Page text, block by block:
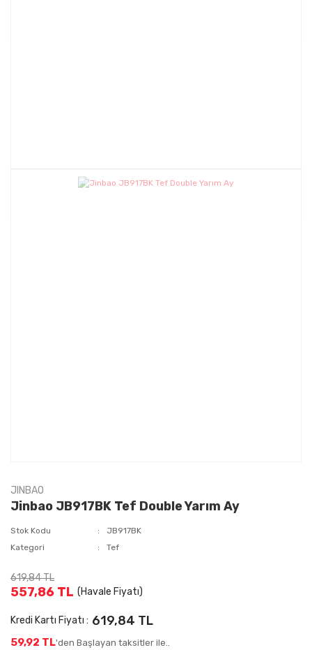
JINBAO
Jinbao JB917BK Tef Double Yarım Ay
Stok Kodu
JB917BK
Kategori
Tef
619,84 TL
557,86 TL (Havale Fiyatı)
Kredi Kartı Fiyatı : 619,84 TL
59,92 TL'den Başlayan taksitler ile..